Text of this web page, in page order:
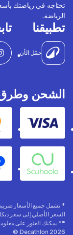
تحتاجه في رياضتك
الرياضة.
تطبيقنا
حمّل الأن
الشحن وطرق
Visa
Souhoola
* تشمل جميع الأسعار
السعر الأصلي إلى سعر
** يمكنك العثور على
Decathlon 2026 ©